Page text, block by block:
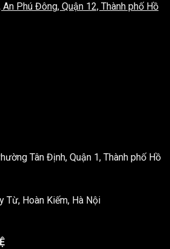
Phú Đông, Quận 12, Thành phố Hồ
Tân Định, Quận 1, Thành phố Hồ
Từ, Hoàn Kiếm, Hà Nội